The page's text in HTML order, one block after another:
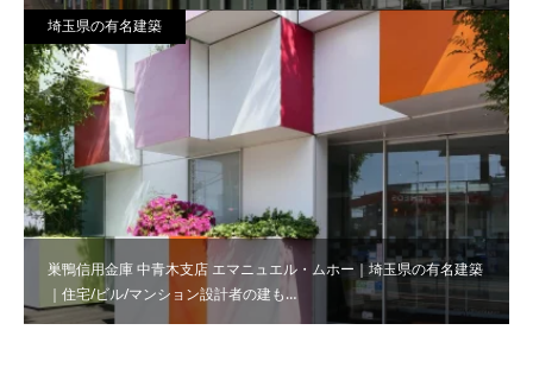
巣鴨信用金庫 中青木支店 エマニュエル・ムホー｜埼玉県の有名建築
｜住宅/ビル/マンション設計者の建も…
埼玉県の有名建築